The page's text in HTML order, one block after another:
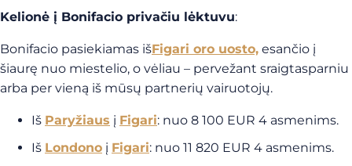
Kelionė į Bonifacio privačiu lėktuvu:
Bonifacio pasiekiamas išFigari oro uosto, esančio į
šiaurę nuo miestelio, o vėliau – pervežant sraigtasparniu
arba per vieną iš mūsų partnerių vairuotojų.
Iš Paryžiaus į Figari: nuo 8 100 EUR 4 asmenims.
Iš Londono į Figari: nuo 11 820 EUR 4 asmenims.